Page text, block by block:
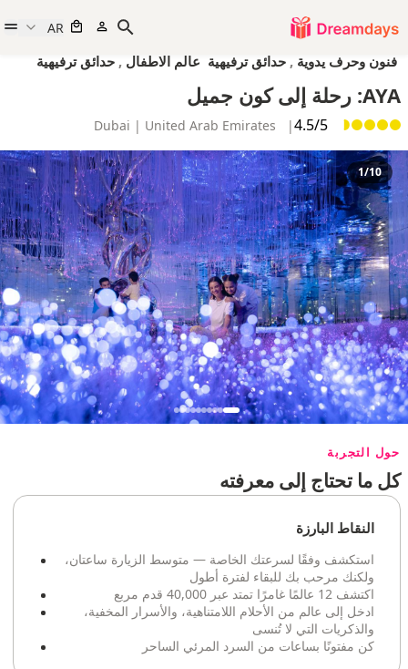
AR
فنون وحرف يدوية, حدائق ترفيهية عالم الاطفال, حدائق ترفيهية
AYA: رحلة إلى كون جميل
4.5/5
|
1/10
حول التجربة
كل ما تحتاج إلى معرفته
النقاط البارزة
استكشف وفقًا لسرعتك الخاصة — متوسط الزيارة ساعتان،
ولكنك مرحب بك للبقاء لفترة أطول
اكتشف 12 عالمًا غامرًا تمتد عبر 40,000 قدم مربع
ادخل إلى عالم من الأحلام اللامتناهية، والأسرار المخفية،
والذكريات التي لا تُنسى
كن مفتونًا بساعات من السرد المرئي الساحر